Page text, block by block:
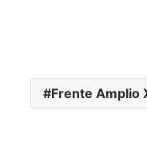
Frente Amplio